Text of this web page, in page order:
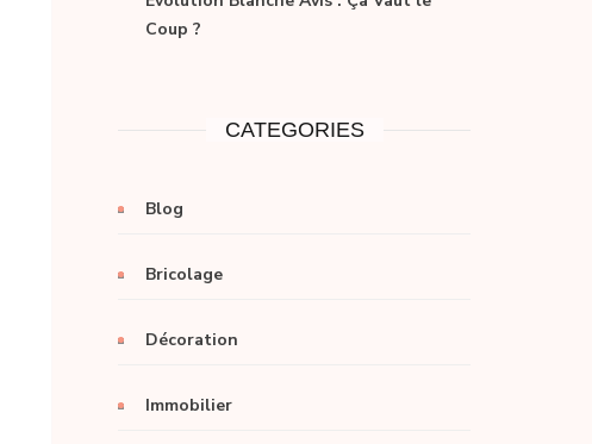
Coup ?
CATEGORIES
Blog
Bricolage
Décoration
Immobilier